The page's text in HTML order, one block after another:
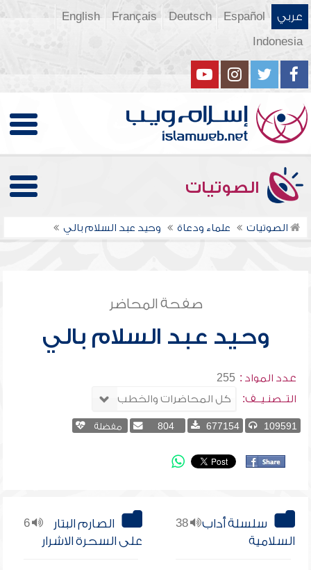
عربي Español
Deutsch
Français
English
Indonesia
الصوتيات
الصوتيات علماء ودعاة وحيد عبد السلام بالي
صفحة المحاضر
وحيد عبد السلام بالي
عدد المواد : 255
التــصنـيــف:
109591
677154
804 مفضلة
38
سلسلة أداب
السلامية
6
الصارم البتار
على السحرة الاشرار